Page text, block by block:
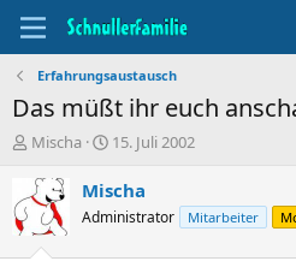
Erfahrungsaustausch
Das müßt ihr euch
T
e
m
e
n
Mischa
B
g
n
15. Juli 2002
Mischa
Administrator Mitarbeiter